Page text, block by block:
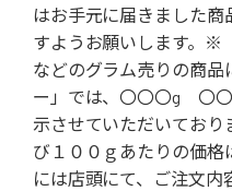
はお手元に届きました商
すようお願いします。※
などのグラム売りの商品
ー」では、〇〇〇g 〇
示させていただいており
び１００ｇあたりの価格
には店頭にて、ご注文内